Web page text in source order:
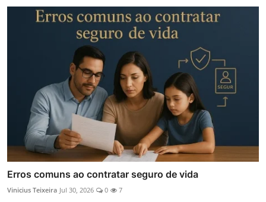
Erros comuns ao contratar seguro de vida
Vinicius Teixeira Jul 30, 2026 0 7